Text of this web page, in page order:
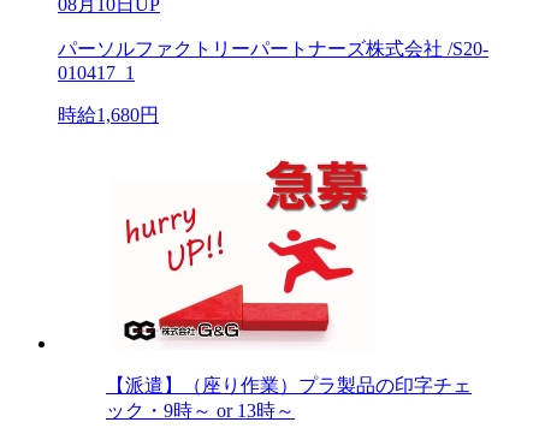
08月10日UP
パーソルファクトリーパートナーズ株式会社 /S20-
010417_1
時給1,680円
【派遣】（座り作業）プラ製品の印字チェ
ック・9時～ or 13時～